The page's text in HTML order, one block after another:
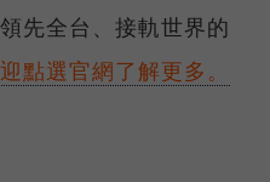
先全台、接軌世界的
點選官網了解更多。